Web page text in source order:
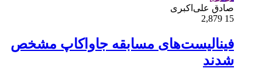
صادق علی‌اکبری
15
فینالیست‌های مسابقه جاواکاپ مشخص
شدند